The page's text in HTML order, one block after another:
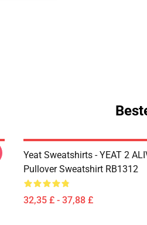
Yeat Sweatshirts - YEAT 2
Pullover Sweatshirt RB1312
32,35 £ - 37,88 £